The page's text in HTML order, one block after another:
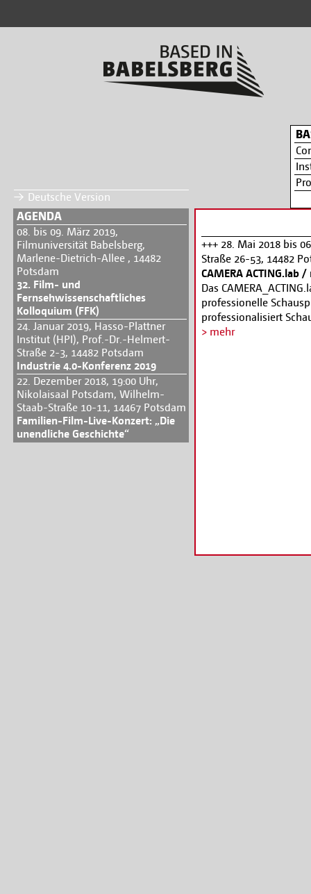
Deutsche Version
AGENDA
08. bis 09. März 2019,
Filmuniversität Babelsberg,
Marlene-Dietrich-Allee , 14482
Potsdam
32. Film- und
Fernsehwissenschaftliches
Kolloquium (FFK)
24. Januar 2019, Hasso-Plattner
Institut (HPI), Prof.-Dr.-Helmert-
Straße 2-3, 14482 Potsdam
Industrie 4.0-Konferenz 2019
22. Dezember 2018, 19:00 Uhr,
Nikolaisaal Potsdam, Wilhelm-
Staab-Straße 10-11, 14467 Potsdam
Familien-Film-Live-Konzert: „Die
unendliche Geschichte“
+++ 28. Mai 2018 bis
Straße 26-53, 14482
CAMERA
Das
professionelle
professionalisiert
der Findung der
> mehr